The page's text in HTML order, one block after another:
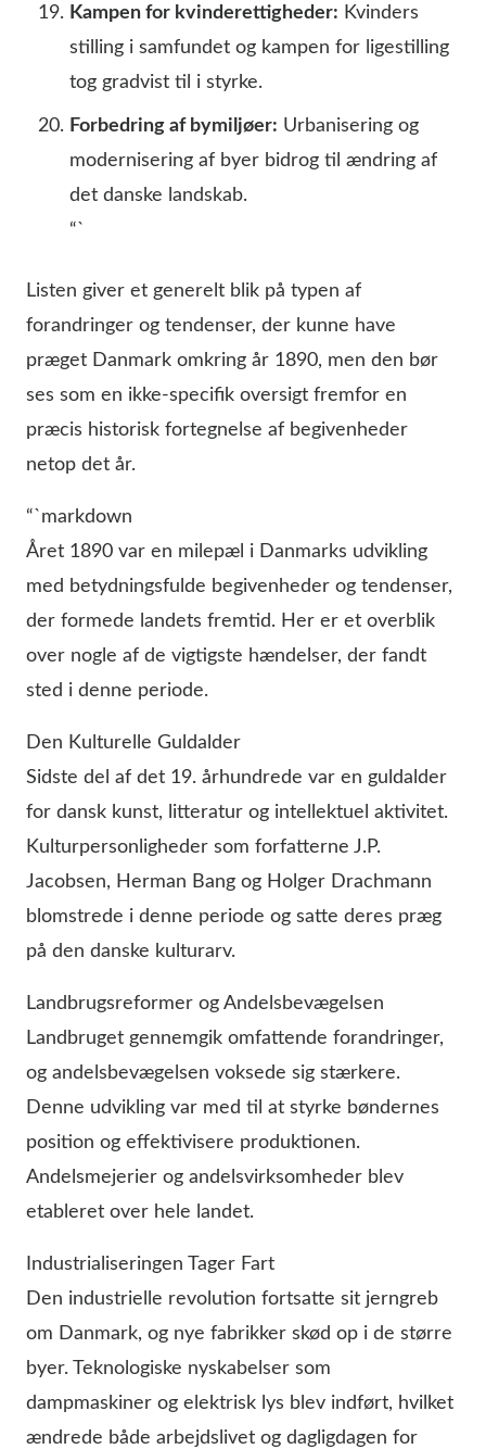
Kampen for kvinderettigheder: Kvinders
stilling i samfundet og kampen for ligestilling
tog gradvist til i styrke.
Forbedring af bymiljøer: Urbanisering og
modernisering af byer bidrog til ændring af
det danske landskab.
“`
Listen giver et generelt blik på typen af
forandringer og tendenser, der kunne have
præget Danmark omkring år 1890, men den bør
ses som en ikke-specifik oversigt fremfor en
præcis historisk fortegnelse af begivenheder
netop det år.
“`markdown
Året 1890 var en milepæl i Danmarks udvikling
med betydningsfulde begivenheder og tendenser,
der formede landets fremtid. Her er et overblik
over nogle af de vigtigste hændelser, der fandt
sted i denne periode.
Den Kulturelle Guldalder
Sidste del af det 19. århundrede var en guldalder
for dansk kunst, litteratur og intellektuel aktivitet.
Kulturpersonligheder som forfatterne J.P.
Jacobsen, Herman Bang og Holger Drachmann
blomstrede i denne periode og satte deres præg
på den danske kulturarv.
Landbrugsreformer og Andelsbevægelsen
Landbruget gennemgik omfattende forandringer,
og andelsbevægelsen voksede sig stærkere.
Denne udvikling var med til at styrke bøndernes
position og effektivisere produktionen.
Andelsmejerier og andelsvirksomheder blev
etableret over hele landet.
Industrialiseringen Tager Fart
Den industrielle revolution fortsatte sit jerngreb
om Danmark, og nye fabrikker skød op i de større
byer. Teknologiske nyskabelser som
dampmaskiner og elektrisk lys blev indført, hvilket
ændrede både arbejdslivet og dagligdagen for